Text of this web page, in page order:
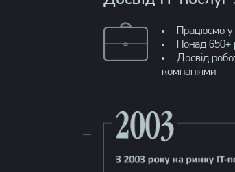
Працюємо
Понад 650+
Досвід
компаніями